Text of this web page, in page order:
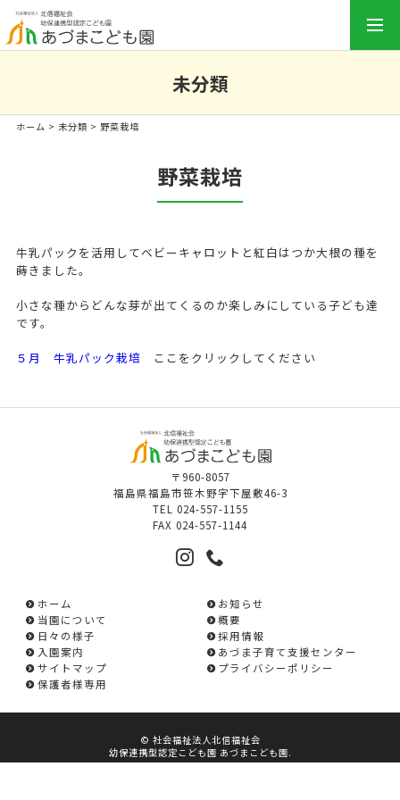
未分類
ホーム > 未分類 > 野菜栽培
野菜栽培
牛乳パックを活用してベビーキャロットと紅白はつか大根の種を
蒔きました。
小さな種からどんな芽が出てくるのか楽しみにしている子ども達
です。
５月 牛乳パック栽培 ここをクリックしてください
〒960-8057
福島県福島市笹木野字下屋敷46-3
TEL 024-557-1155
FAX 024-557-1144
ホーム
お知らせ
当園について
概要
日々の様子
採用情報
入園案内
あづま子育て支援センター
サイトマップ
プライバシーポリシー
保護者様専用
© 社会福祉法人北信福祉会
幼保連携型認定こども園 あづまこども園.